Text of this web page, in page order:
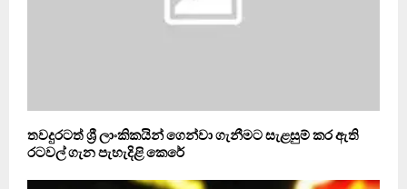
තවදුරටත් ශ්‍රී ලාංකිකයින් ගෙන්වා ගැනීමට සැළසුම් කර ඇති
රටවල් ගැන පැහැදිළි කෙරේ